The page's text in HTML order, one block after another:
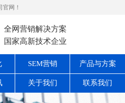
网！
全网营销解决方案
国家高新技术企业
SEM营销 产品与方案
关于我们 联系我们